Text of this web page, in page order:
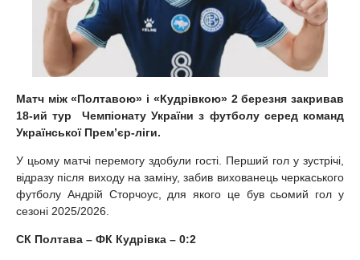
Матч між «Полтавою» і «Кудрівкою» 2 березня закривав
18-ий тур Чемпіонату України з футболу серед команд
Української Прем’єр-ліги.
У цьому матчі перемогу здобули гості. Перший гол у зустрічі,
відразу після виходу на заміну, забив вихованець черкаського
футболу Андрій Сторчоус, для якого це був сьомий гол у
сезоні 2025/2026.
СК Полтава – ФК Кудрівка – 0:2